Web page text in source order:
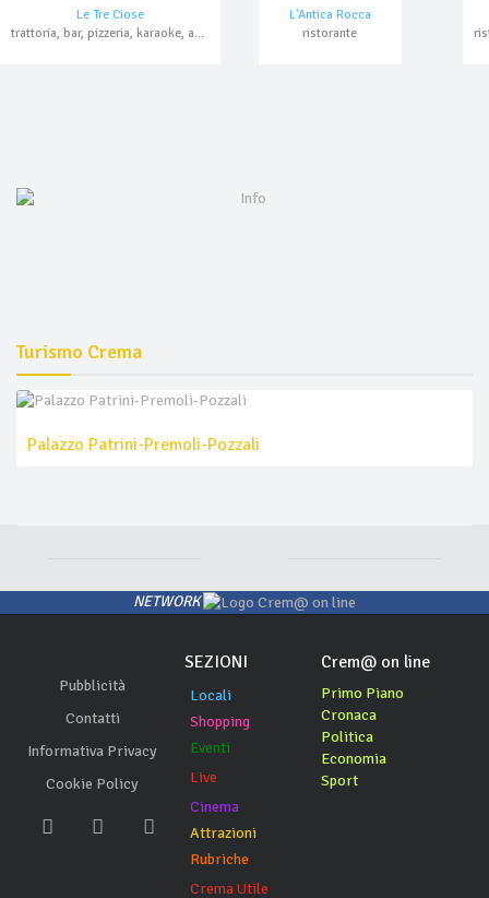
Le Tre Ciose
trattoria, bar, pizzeria, karaoke, asporto
L'Antica Rocca
ristorante
Turismo Crema
Palazzo Patrini-Premoli-Pozzali
NETWORK
Pubblicità
Contatti
Informativa Privacy
Cookie Policy
SEZIONI
Locali
Shopping
Eventi
Live
Cinema
Attrazioni
Rubriche
Crema Utile
Crem@ on line
Primo Piano
Cronaca
Politica
Economia
Sport